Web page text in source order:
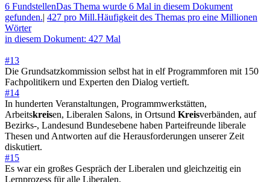
6 FundstellenDas Thema wurde 6 Mal in diesem Dokument
gefunden.| 427 pro Mill.Häufigkeit des Themas pro eine Millionen
Wörter
in diesem Dokument: 427 Mal
#13
Die Grundsatzkommission selbst hat in elf Programmforen mit 150
Fachpolitikern und Experten den Dialog vertieft.
#14
In hunderten Veranstaltungen, Programmwerkstätten,
Arbeitskreisen, Liberalen Salons, in Ortsund Kreisverbänden, auf
Bezirks-, Landesund Bundesebene haben Parteifreunde liberale
Thesen und Antworten auf die Herausforderungen unserer Zeit
diskutiert.
#15
Es war ein großes Gespräch der Liberalen und gleichzeitig ein
Lernprozess für alle Liberalen.